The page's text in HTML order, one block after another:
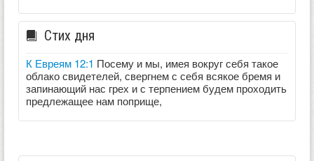
Стих дня
К Евреям 12:1 Посему и мы, имея вокруг себя такое
облако свидетелей, свергнем с себя всякое бремя и
запинающий нас грех и с терпением будем проходить
предлежащее нам поприще,